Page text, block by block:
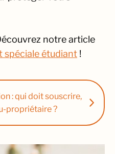
notre article
spéciale étudiant !
: qui doit souscrire,
propriétaire ?